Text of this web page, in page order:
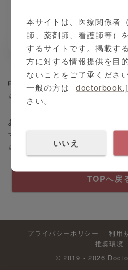
ベッドサイドモニター
体組成計
骨密度測定
申し訳ありませんが、お探し
りませんでした。
お手数ですが、PC画面左側の
マートフォン画面右上のハン
り、再度コンテンツの検索を
TOPへ戻
プライバシーポリシー 利用
推奨環境
© 2019 - 2026
本サイトは、医療関係者
師、薬剤師、看護師等）
するサイトです。掲載す
方に対する情報提供を目
ないことをご了承ください
一般の方は
さい。
いいえ